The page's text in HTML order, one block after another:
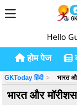
Hello
होम पेज
GKToday हिंदी भारत
भारत और